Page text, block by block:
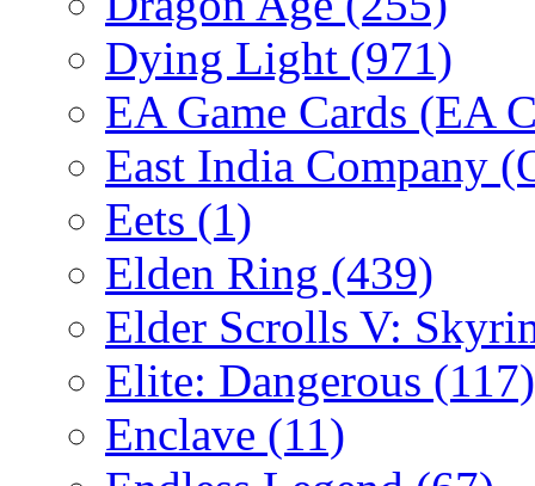
Dying Light (971)
EA Game Cards (EA
East India Company
Eets (1)
Elden Ring (439)
Elder Scrolls V:
Elite: Dangerous (117)
Enclave (11)